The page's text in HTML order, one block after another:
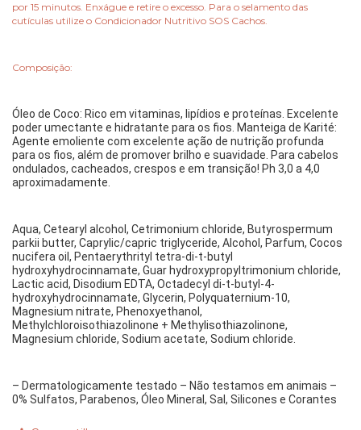
por 15 minutos. Enxágue e retire o excesso. Para o selamento das
cutículas utilize o Condicionador Nutritivo SOS Cachos.
Composição:
Óleo de Coco: Rico em vitaminas, lipídios e proteínas. Excelente
poder umectante e hidratante para os fios. Manteiga de Karité:
Agente emoliente com excelente ação de nutrição profunda
para os fios, além de promover brilho e suavidade. Para cabelos
ondulados, cacheados, crespos e em transição! Ph 3,0 a 4,0
aproximadamente.
Aqua, Cetearyl alcohol, Cetrimonium chloride, Butyrospermum
parkii butter, Caprylic/capric triglyceride, Alcohol, Parfum, Cocos
nucifera oil, Pentaerythrityl tetra-di-t-butyl
hydroxyhydrocinnamate, Guar hydroxypropyltrimonium chloride,
Lactic acid, Disodium EDTA, Octadecyl di-t-butyl-4-
hydroxyhydrocinnamate, Glycerin, Polyquaternium-10,
Magnesium nitrate, Phenoxyethanol,
Methylchloroisothiazolinone + Methylisothiazolinone,
Magnesium chloride, Sodium acetate, Sodium chloride.
– Dermatologicamente testado – Não testamos em animais –
0% Sulfatos, Parabenos, Óleo Mineral, Sal, Silicones e Corantes